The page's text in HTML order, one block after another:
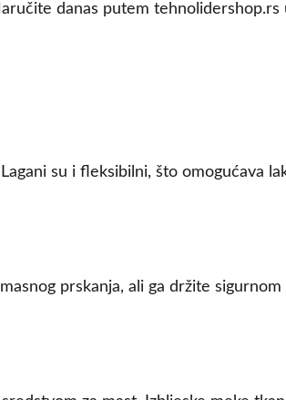
danas putem tehnolidershop.rs
su i fleksibilni, što omogućava
prskanja, ali ga držite